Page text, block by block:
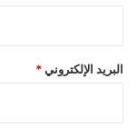
البريد الإلكتروني *